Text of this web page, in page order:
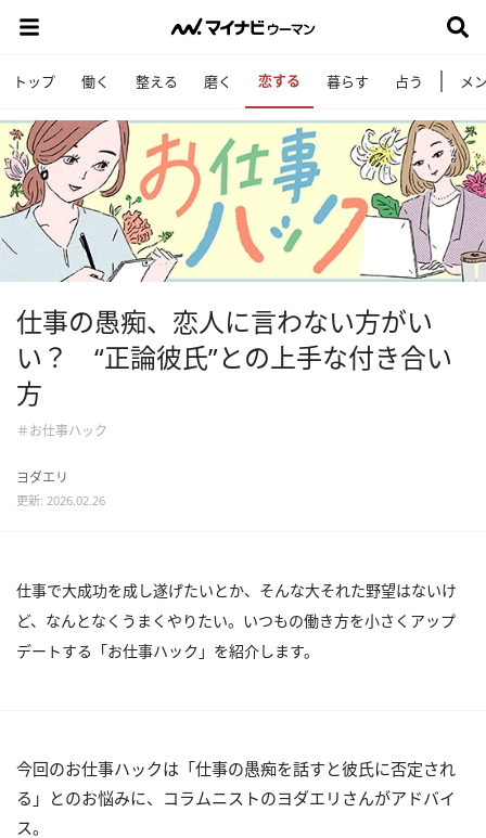
トップ 働く 整える 磨く 恋する 暮らす 占う メ
仕事の愚痴、恋人に言わない方がい
い？ “正論彼氏”との上手な付き合い
方
＃お仕事ハック
ヨダエリ
更新: 2026.02.26
仕事で大成功を成し遂げたいとか、そんな大それた野望はないけ
ど、なんとなくうまくやりたい。いつもの働き方を小さくアップ
デートする「お仕事ハック」を紹介します。
今回のお仕事ハックは「仕事の愚痴を話すと彼氏に否定され
る」とのお悩みに、コラムニストのヨダエリさんがアドバイ
ス。